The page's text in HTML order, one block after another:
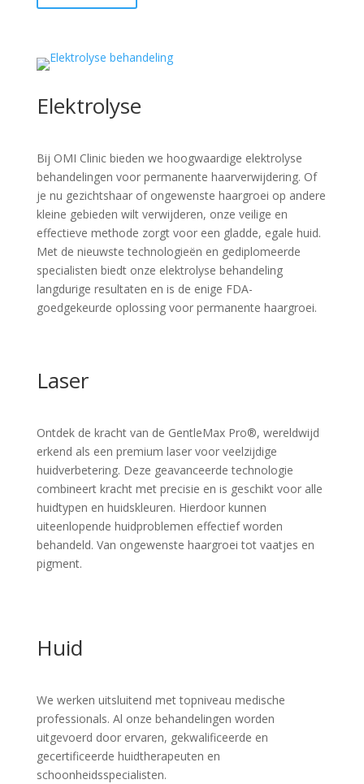
Elektrolyse
Bij OMI Clinic bieden we hoogwaardige elektrolyse
behandelingen voor permanente haarverwijdering. Of
je nu gezichtshaar of ongewenste haargroei op andere
kleine gebieden wilt verwijderen, onze veilige en
effectieve methode zorgt voor een gladde, egale huid.
Met de nieuwste technologieën en gediplomeerde
specialisten biedt onze elektrolyse behandeling
langdurige resultaten en is de enige FDA-
goedgekeurde oplossing voor permanente haargroei.
Laser
Ontdek de kracht van de GentleMax Pro®, wereldwijd
erkend als een premium laser voor veelzijdige
huidverbetering. Deze geavanceerde technologie
combineert kracht met precisie en is geschikt voor alle
huidtypen en huidskleuren. Hierdoor kunnen
uiteenlopende huidproblemen effectief worden
behandeld. Van ongewenste haargroei tot vaatjes en
pigment.
Huid
We werken uitsluitend met topniveau medische
professionals. Al onze behandelingen worden
uitgevoerd door ervaren, gekwalificeerde en
gecertificeerde huidtherapeuten en
schoonheidsspecialisten.